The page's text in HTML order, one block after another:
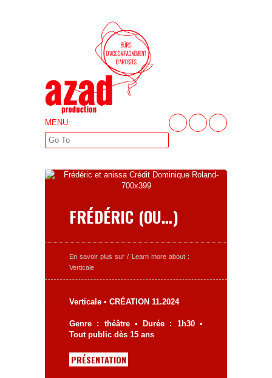
MENU:
FRÉDÉRIC (OU…)
En savoir plus sur / Learn more about :
Verticale
Verticale • CRÉATION 11.2024
Genre : théâtre • Durée : 1h30 •
Tout public dès 15 ans
PRÉSENTATION